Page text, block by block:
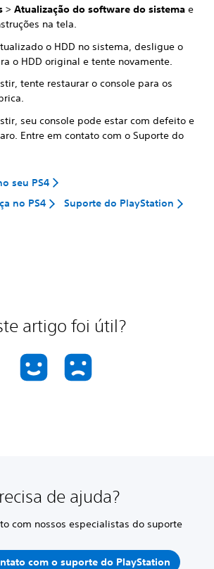
> Atualização do software do sistema e
na tela.
o HDD no sistema, desligue o
o HDD original e tente novamente.
tente restaurar o console para os
seu console pode estar com defeito e
Entre em contato com o Suporte do
seu PS4
no PS4
Suporte do PlayStation
artigo foi útil?
de ajuda?
com nossos especialistas do suporte
com o suporte do PlayStation